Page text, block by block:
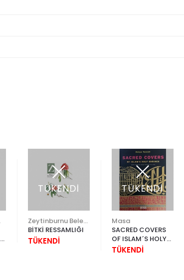
TÜKENDİ
BİTKİ RESSAMLIĞI
TÜKENDİ
TÜKENDİ
Masa
SACRED COVERS
OF ISLAM´S HOLY
SHRINES
TÜKENDİ